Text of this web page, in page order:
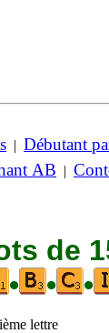
| Débutant
AB |
de
• • •
lettre